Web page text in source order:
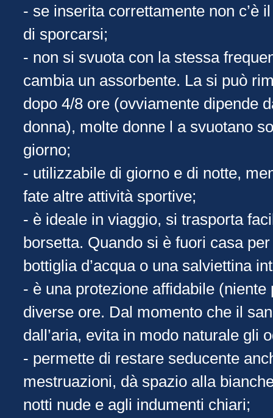
- se inserita correttamente non c’è
di sporcarsi;
- non si svuota con la stessa
cambia un assorbente. La si può
dopo 4/8 ore (ovviamente dipende
donna), molte donne l a svuotano
giorno;
- utilizzabile di giorno e di notte,
fate altre attività sportive;
- è ideale in viaggio, si trasporta
borsetta. Quando si è fuori casa
bottiglia d’acqua o una salviettina
- è una protezione affidabile (niente
diverse ore. Dal momento che il
dall’aria, evita in modo naturale gli
- permette di restare seducente
mestruazioni, dà spazio alla
notti nude e agli indumenti chiari;